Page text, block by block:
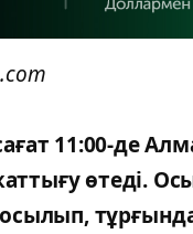
11:00-де
өтеді.